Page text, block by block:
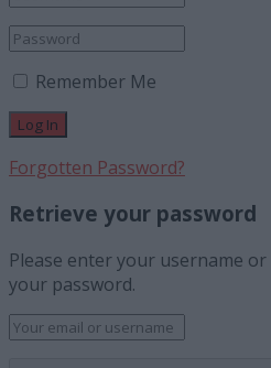
Remember Me
Forgotten Password?
Retrieve your password
Please enter your username
your password.